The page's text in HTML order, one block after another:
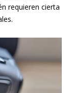
requieren cierta